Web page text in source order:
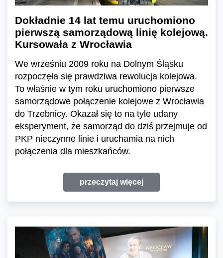
Dokładnie 14 lat temu uruchomiono
pierwszą samorządową linię kolejową.
Kursowała z Wrocławia
We wrześniu 2009 roku na Dolnym Śląsku
rozpoczęła się prawdziwa rewolucja kolejowa.
To właśnie w tym roku uruchomiono pierwsze
samorządowe połączenie kolejowe z Wrocławia
do Trzebnicy. Okazał się to na tyle udany
eksperyment, że samorząd do dziś przejmuje od
PKP nieczynne linie i uruchamia na nich
połączenia dla mieszkańców.
przeczytaj więcej